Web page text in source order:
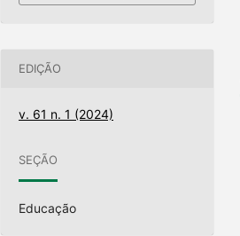
EDIÇÃO
v. 61 n. 1 (2024)
SEÇÃO
Educação